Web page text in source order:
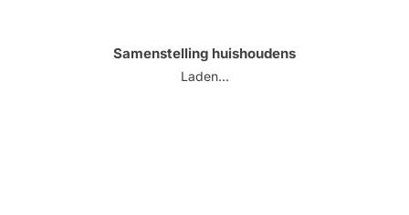
Samenstelling huishoudens
Laden...